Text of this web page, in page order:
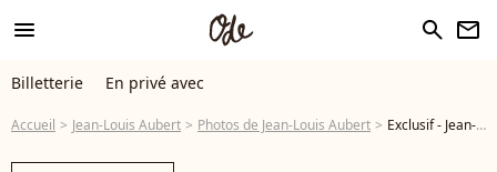
menu search newsletter
Billetterie En privé avec
Accueil Jean-Louis Aubert Photos de Jean-Louis Aubert Exclusif - Jean-Louis Aubert - Enregistrement de l'émission "La fête de la chanson française" à Paris, présentée par L.Thilleman et A.Manoukian, et diffusée le 20 décembre sur France 3 © Pierre Perusseau / Bestimage - Photo